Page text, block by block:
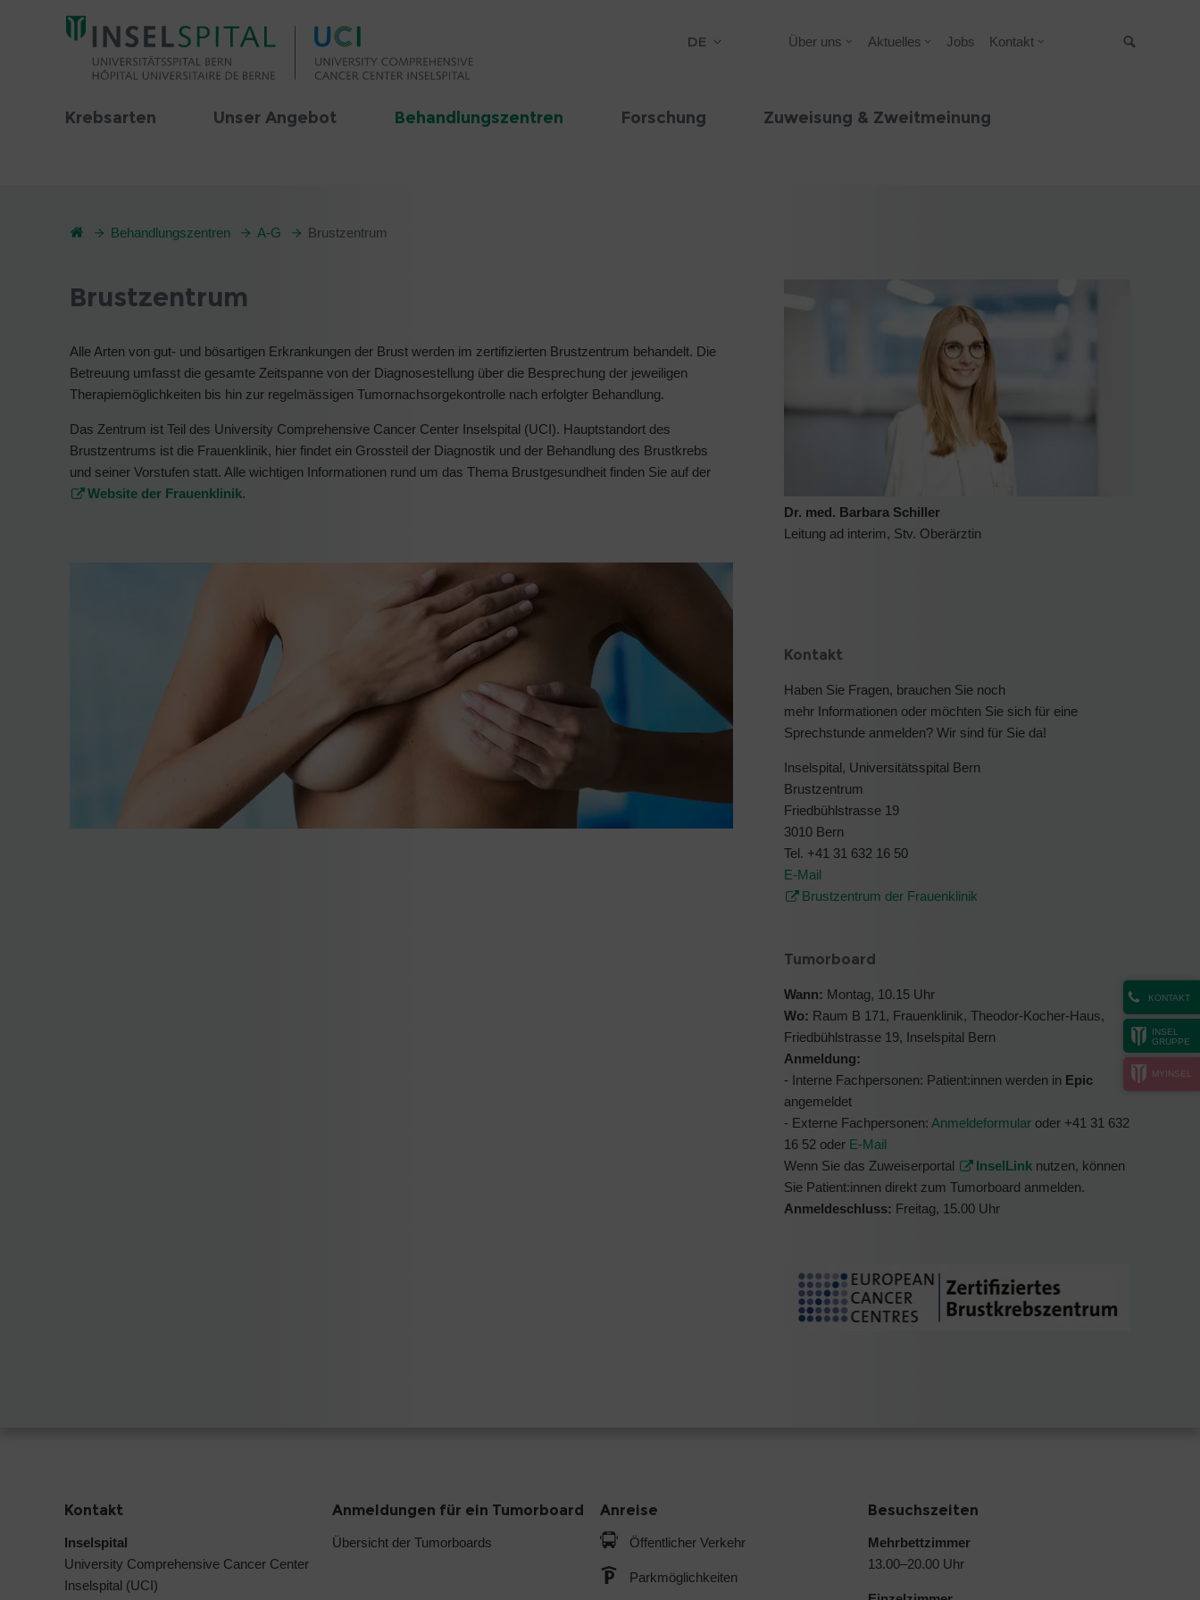
DE Über uns Aktuelles Jobs Kontakt
Krebsarten Unser Angebot Behandlungszentren Forschung Zuweisung & Zweitmeinung
KONTAKT
INSEL
GRUPPE
MYINSEL
Behandlungszentren A-G Brustzentrum
Brustzentrum
Alle Arten von gut- und bösartigen Erkrankungen der Brust werden im zertifizierten Brustzentrum behandelt. Die
Betreuung umfasst die gesamte Zeitspanne von der Diagnosestellung über die Besprechung der jeweiligen
Therapiemöglichkeiten bis hin zur regelmässigen Tumornachsorgekontrolle nach erfolgter Behandlung.
Das Zentrum ist Teil des University Comprehensive Cancer Center Inselspital (UCI). Hauptstandort des
Brustzentrums ist die Frauenklinik, hier findet ein Grossteil der Diagnostik und der Behandlung des Brustkrebs
und seiner Vorstufen statt. Alle wichtigen Informationen rund um das Thema Brustgesundheit finden Sie auf der
Website der Frauenklinik.
Dr. med. Barbara Schiller
Leitung ad interim, Stv. Oberärztin
Kontakt
Haben Sie Fragen, brauchen Sie noch
mehr Informationen oder möchten Sie sich für eine
Sprechstunde anmelden? Wir sind für Sie da!
Inselspital, Universitätsspital Bern
Brustzentrum
Friedbühlstrasse 19
3010 Bern
Tel. +41 31 632 16 50
E-Mail
Brustzentrum der Frauenklinik
Tumorboard
Wann: Montag, 10.15 Uhr
Wo: Raum B 171, Frauenklinik, Theodor-Kocher-Haus,
Friedbühlstrasse 19, Inselspital Bern
Anmeldung:
- Interne Fachpersonen: Patient:innen werden in Epic
angemeldet
- Externe Fachpersonen: Anmeldeformular oder +41 31 632
16 52 oder E-Mail
Wenn Sie das Zuweiserportal
InselLink nutzen, können
Sie Patient:innen direkt zum Tumorboard anmelden.
Anmeldeschluss: Freitag, 15.00 Uhr
Kontakt
Inselspital
University Comprehensive Cancer Center
Inselspital (UCI)
Anmeldungen für ein Tumorboard
Übersicht der Tumorboards
Anreise
Öffentlicher Verkehr
Parkmöglichkeiten
Besuchszeiten
Mehrbettzimmer
13.00–20.00 Uhr